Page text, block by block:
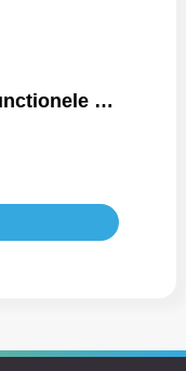
Orrefors Jernverk Multifunctionele Chopper BlackSmith serie